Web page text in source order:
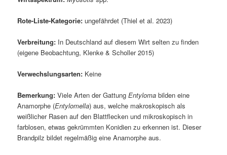
Rote-Liste-Kategorie: ungefährdet (Thiel et al. 2023)
Verbreitung: In Deutschland auf diesem Wirt selten zu finden
(eigene Beobachtung, Klenke & Scholler 2015)
Verwechslungsarten: Keine
Bemerkung: Viele Arten der GattungEntyloma bilden eine
Anamorphe (Entylomella) aus, welche makroskopisch als
weißlicher Rasen auf den Blattflecken und mikroskopisch in
farblosen, etwas gekrümmten Konidien zu erkennen ist. Dieser
Brandpilz bildet regelmäßig eine Anamorphe aus.